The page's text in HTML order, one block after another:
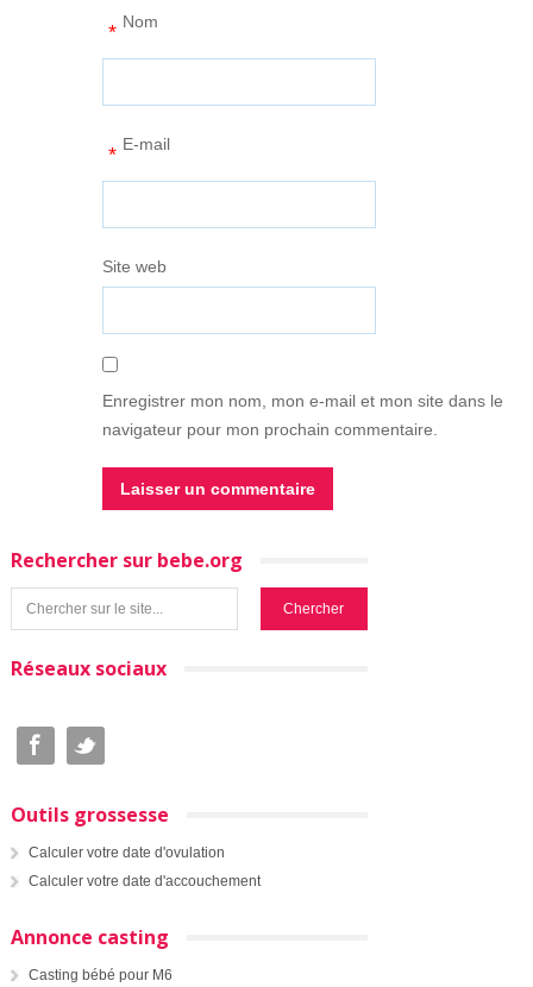
Nom
*
E-mail
*
Site web
Enregistrer mon nom, mon e-mail et mon site dans le
navigateur pour mon prochain commentaire.
Rechercher sur bebe.org
Réseaux sociaux
Outils grossesse
Calculer votre date d'ovulation
Calculer votre date d'accouchement
Annonce casting
Casting bébé pour M6